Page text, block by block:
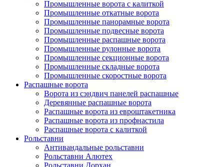
Промышленные ворота с калиткой
Промышленные откатные ворота
Промышленные панорамные ворота
Промышленные подвесные ворота
Промышленные распашные ворота
Промышленные рулонные ворота
Промышленные секционные ворота
Промышленные складные ворота
Промышленные скоростные ворота
Распашные ворота
Ворота из сэндвич панелей распашные
Деревянные распашные ворота
Распашные ворота из евроштакетника
Распашные ворота из профнастила
Распашные ворота с калиткой
Рольставни
Антивандальные рольставни
Рольставни Алютех